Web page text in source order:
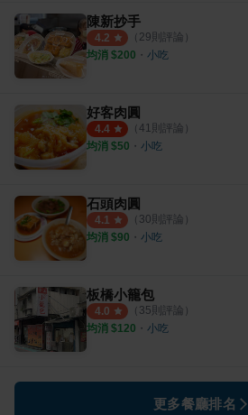
陳新抄手
4.2 （ 29則評論）
均消 $200 ・ 小吃
好客肉圓
4.4 （ 41則評論）
均消 $50 ・ 小吃
石頭肉圓
4.1 （ 30則評論）
均消 $90 ・ 小吃
板橋小籠包
4.0 （ 35則評論）
均消 $120 ・ 小吃
更多餐廳排名